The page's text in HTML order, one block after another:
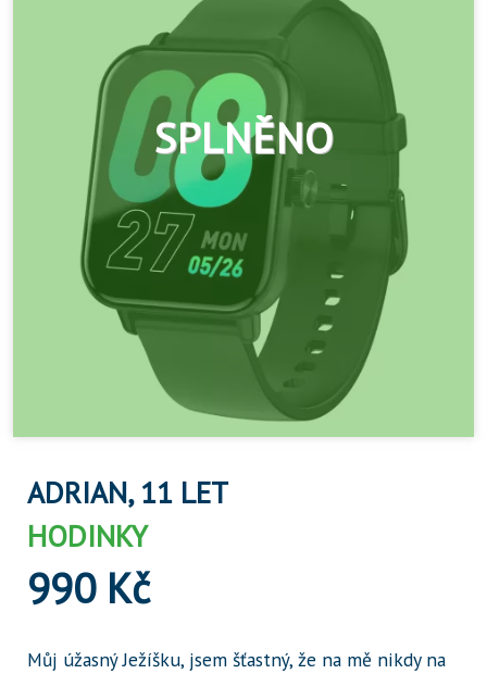
ADRIAN, 11 LET
HODINKY
990 Kč
Můj úžasný Ježíšku, jsem šťastný, že na mě nikdy na